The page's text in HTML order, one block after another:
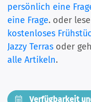
persönlich eine
eine Frage. oder
kostenloses
Jazzy Terras oder
alle Artikeln.
Verfügbarkeit